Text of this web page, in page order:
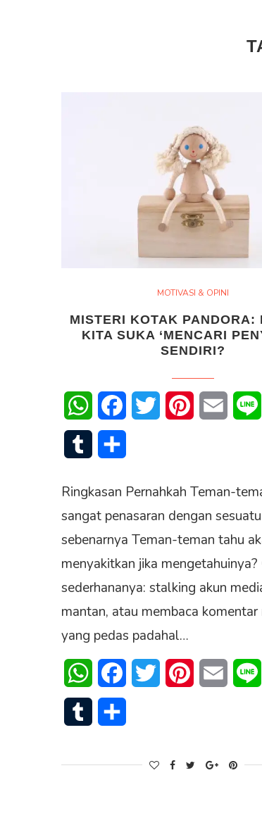
MOTIVASI & OPINI
MISTERI KOTAK PANDORA:
KITA SUKA ‘MENCARI
SENDIRI?
WhatsAppFacebookTwitter PinterestEmail
Tumblr
Ringkasan Pernahkah Teman-
sangat penasaran dengan
sebenarnya Teman-teman tahu
menyakitkan jika
sederhananya: stalking akun
mantan, atau membaca komentar
yang pedas padahal…
WhatsAppFacebookTwitter PinterestEmail
Tumblr